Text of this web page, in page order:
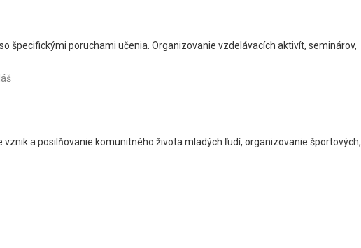
špecifickými poruchami učenia. Organizovanie vzdelávacích aktivít, seminárov,
a posilňovanie komunitného života mladých ľudí, organizovanie športových,